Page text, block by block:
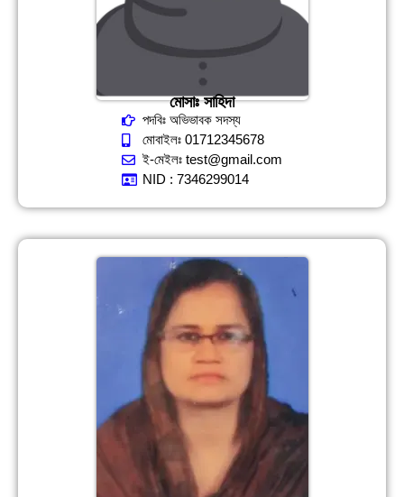
মোসাঃ সাহিদা
পদবিঃ অভিভাবক সদস্য
মোবাইলঃ 01712345678
ই-মেইলঃ test@gmail.com
NID : 7346299014